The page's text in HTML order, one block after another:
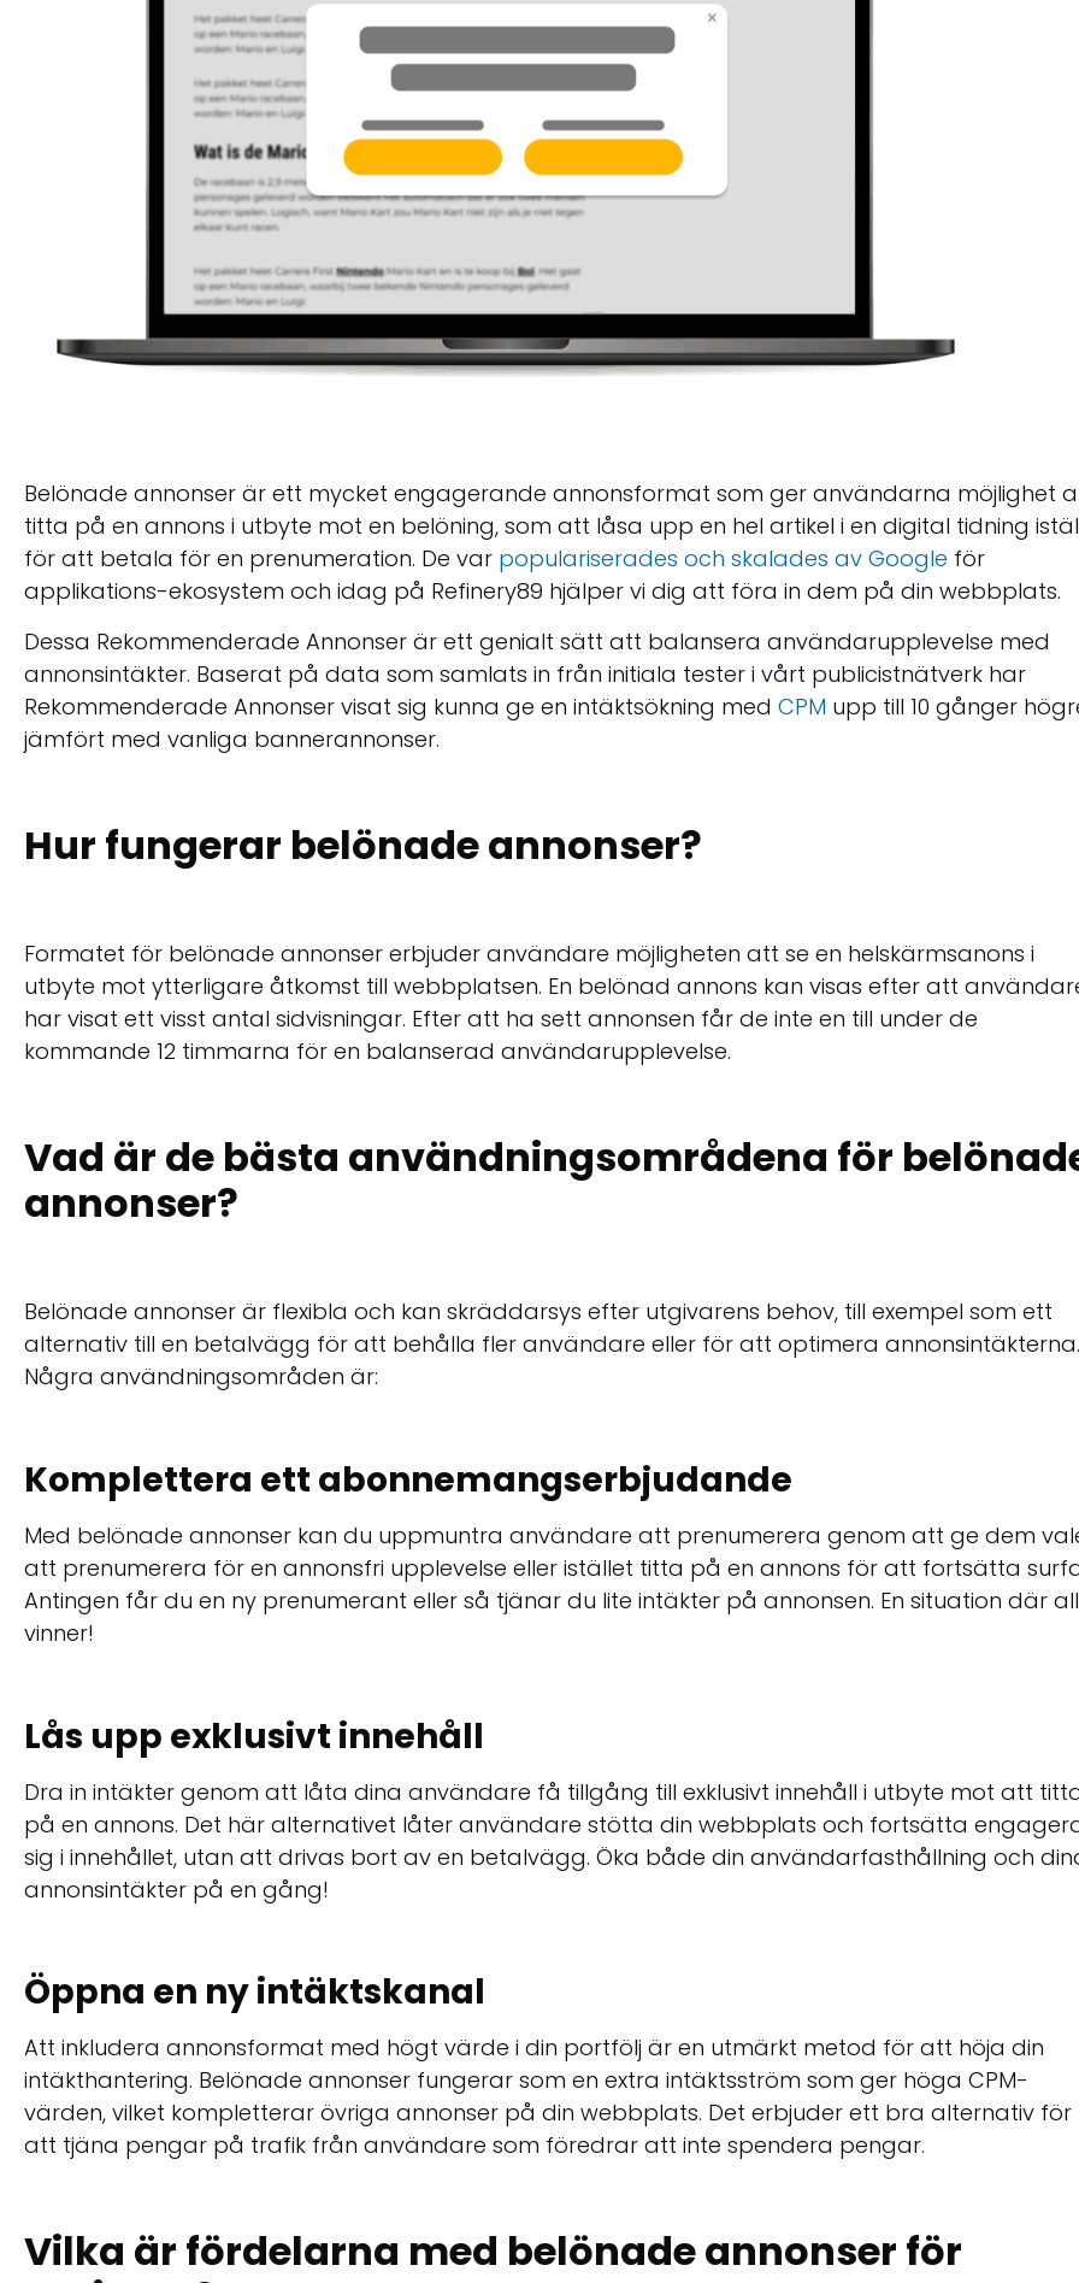
Belönade annonser är ett mycket engagerande annonsformat som ger användarna möjlighet
titta på en annons i utbyte mot en belöning, som att låsa upp en hel artikel i en digital tidning
för att betala för en prenumeration. De var populariserades och skalades av Google för
applikations-ekosystem och idag på Refinery89 hjälper vi dig att föra in dem på din webbplats.
Dessa Rekommenderade Annonser är ett genialt sätt att balansera användarupplevelse med
annonsintäkter. Baserat på data som samlats in från initiala tester i vårt publicistnätverk har
Rekommenderade Annonser visat sig kunna ge en intäktsökning med CPM upp till 10 gånger
jämfört med vanliga bannerannonser.
Hur fungerar belönade annonser?
Formatet för belönade annonser erbjuder användare möjligheten att se en helskärmsanons i
utbyte mot ytterligare åtkomst till webbplatsen. En belönad annons kan visas efter att
har visat ett visst antal sidvisningar. Efter att ha sett annonsen får de inte en till under de
kommande 12 timmarna för en balanserad användarupplevelse.
Vad är de bästa användningsområdena för
annonser?
Belönade annonser är flexibla och kan skräddarsys efter utgivarens behov, till exempel som ett
alternativ till en betalvägg för att behålla fler användare eller för att optimera annonsintäkterna.
Några användningsområden är:
Komplettera ett abonnemangserbjudande
Med belönade annonser kan du uppmuntra användare att prenumerera genom att ge dem
att prenumerera för en annonsfri upplevelse eller istället titta på en annons för att fortsätta
Antingen får du en ny prenumerant eller så tjänar du lite intäkter på annonsen. En situation där
vinner!
Lås upp exklusivt innehåll
Dra in intäkter genom att låta dina användare få tillgång till exklusivt innehåll i utbyte mot att
på en annons. Det här alternativet låter användare stötta din webbplats och fortsätta
sig i innehållet, utan att drivas bort av en betalvägg. Öka både din användarfasthållning och
annonsintäkter på en gång!
Öppna en ny intäktskanal
Att inkludera annonsformat med högt värde i din portfölj är en utmärkt metod för att höja din
intäkthantering. Belönade annonser fungerar som en extra intäktsström som ger höga CPM-
värden, vilket kompletterar övriga annonser på din webbplats. Det erbjuder ett bra alternativ för
att tjäna pengar på trafik från användare som föredrar att inte spendera pengar.
Vilka är fördelarna med belönade annonser för